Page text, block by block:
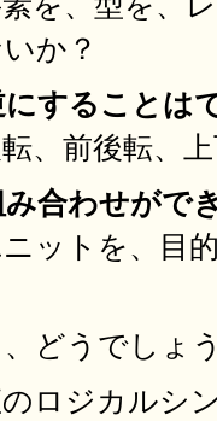
か？
にすることは
、前後転、
み合わせがで
ットを、目
、どうでしょ
ロジカルシ